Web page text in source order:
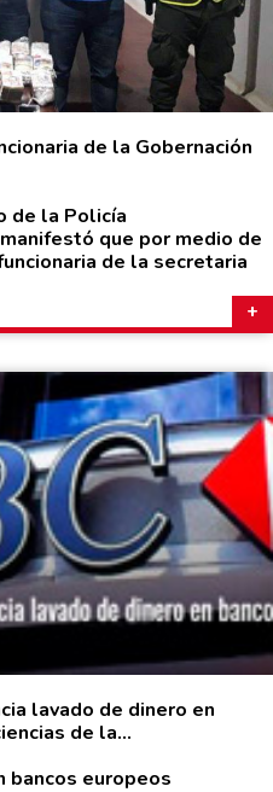
de la Gobernación
de la Policía
que por medio de
de la secretaria
lavado de dinero en
de la...
bancos europeos